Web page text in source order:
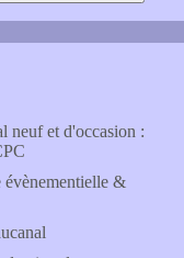
neuf et d'occasion :
&